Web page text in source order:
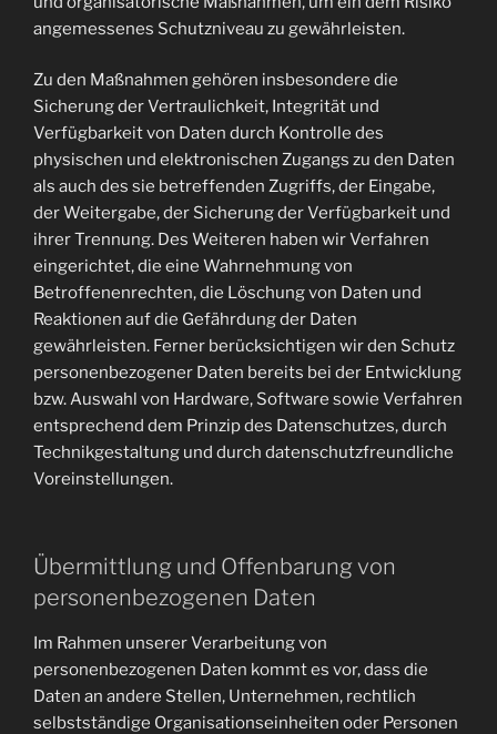
angemessenes Schutzniveau zu gewährleisten.
Zu den Maßnahmen gehören insbesondere die
Sicherung der Vertraulichkeit, Integrität und
Verfügbarkeit von Daten durch Kontrolle des
physischen und elektronischen Zugangs zu den Daten
als auch des sie betreffenden Zugriffs, der Eingabe,
der Weitergabe, der Sicherung der Verfügbarkeit und
ihrer Trennung. Des Weiteren haben wir Verfahren
eingerichtet, die eine Wahrnehmung von
Betroffenenrechten, die Löschung von Daten und
Reaktionen auf die Gefährdung der Daten
gewährleisten. Ferner berücksichtigen wir den Schutz
personenbezogener Daten bereits bei der Entwicklung
bzw. Auswahl von Hardware, Software sowie Verfahren
entsprechend dem Prinzip des Datenschutzes, durch
Technikgestaltung und durch datenschutzfreundliche
Voreinstellungen.
Übermittlung und Offenbarung von
personenbezogenen Daten
Im Rahmen unserer Verarbeitung von
personenbezogenen Daten kommt es vor, dass die
Daten an andere Stellen, Unternehmen, rechtlich
selbstständige Organisationseinheiten oder Personen